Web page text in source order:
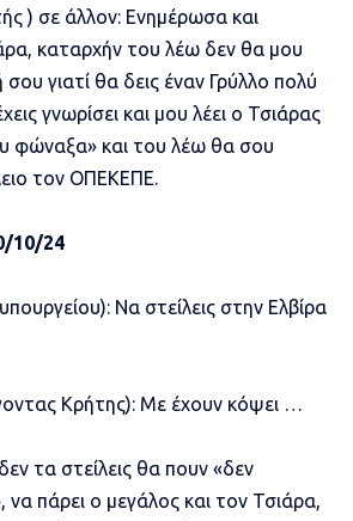
) σε άλλον: Ενημέρωσα και
καταρχήν του λέω δεν θα μου
γιατί θα δεις έναν Γρύλλο πολύ
γνωρίσει και μου λέει ο Τσιάρας
φώναξα» και του λέω θα σου
τον ΟΠΕΚΕΠΕ.
10/24
Να στείλεις στην Ελβίρα
Κρήτης): Με έχουν κόψει …
τα στείλεις θα πουν «δεν
να πάρει ο μεγάλος και τον Τσιάρα,